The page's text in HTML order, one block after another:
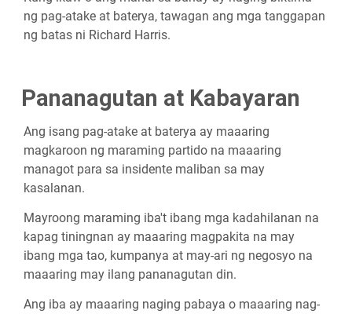
ng pag-atake at baterya, tawagan ang mga tanggapan
ng batas ni Richard Harris.
Pananagutan at Kabayaran
Ang isang pag-atake at baterya ay maaaring
magkaroon ng maraming partido na maaaring
managot para sa insidente maliban sa may
kasalanan.
Mayroong maraming iba't ibang mga kadahilanan na
kapag tiningnan ay maaaring magpakita na may
ibang mga tao, kumpanya at may-ari ng negosyo na
maaaring may ilang pananagutan din.
Ang iba ay maaaring naging pabaya o maaaring nag-